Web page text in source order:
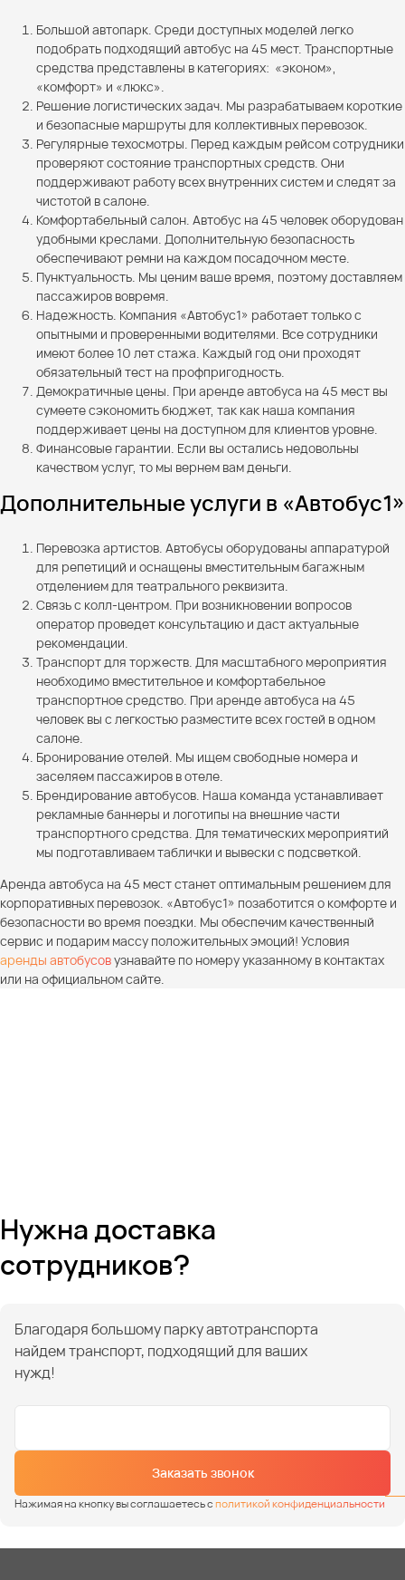
Большой автопарк. Среди доступных моделей легко
подобрать подходящий автобус на 45 мест. Транспортные
средства представлены в категориях: «эконом»,
«комфорт» и «люкс».
Решение логистических задач. Мы разрабатываем короткие
и безопасные маршруты для коллективных перевозок.
Регулярные техосмотры. Перед каждым рейсом сотрудники
проверяют состояние транспортных средств. Они
поддерживают работу всех внутренних систем и следят за
чистотой в салоне.
Комфортабельный салон. Автобус на 45 человек оборудован
удобными креслами. Дополнительную безопасность
обеспечивают ремни на каждом посадочном месте.
Пунктуальность. Мы ценим ваше время, поэтому доставляем
пассажиров вовремя.
Надежность. Компания «Автобус1» работает только с
опытными и проверенными водителями. Все сотрудники
имеют более 10 лет стажа. Каждый год они проходят
обязательный тест на профпригодность.
Демократичные цены. При аренде автобуса на 45 мест вы
сумеете сэкономить бюджет, так как наша компания
поддерживает цены на доступном для клиентов уровне.
Финансовые гарантии. Если вы остались недовольны
качеством услуг, то мы вернем вам деньги.
Дополнительные услуги в «Автобус1»
Перевозка артистов. Автобусы оборудованы аппаратурой
для репетиций и оснащены вместительным багажным
отделением для театрального реквизита.
Связь с колл-центром. При возникновении вопросов
оператор проведет консультацию и даст актуальные
рекомендации.
Транспорт для торжеств. Для масштабного мероприятия
необходимо вместительное и комфортабельное
транспортное средство. При аренде автобуса на 45
человек вы с легкостью разместите всех гостей в одном
салоне.
Бронирование отелей. Мы ищем свободные номера и
заселяем пассажиров в отеле.
Брендирование автобусов. Наша команда устанавливает
рекламные баннеры и логотипы на внешние части
транспортного средства. Для тематических мероприятий
мы подготавливаем таблички и вывески с подсветкой.
Аренда автобуса на 45 мест станет оптимальным решением для
корпоративных перевозок. «Автобус1» позаботится о комфорте и
безопасности во время поездки. Мы обеспечим качественный
сервис и подарим массу положительных эмоций! Условия
аренды автобусовузнавайте по номеру указанному в контактах
или на официальном сайте.
Нужна доставка
сотрудников?
Благодаря большому парку автотранспорта
найдем транспорт, подходящий для ваших
нужд!
Заказать звонок
Нажимая на кнопку вы соглашаетесь сполитикой конфиденциальности